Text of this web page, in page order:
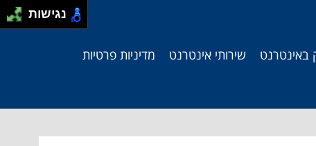
באינטרנט שירותי אינטרנט מדיניות פרטיות
נגישות